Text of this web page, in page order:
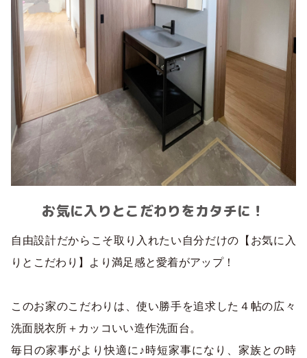
お気に入りとこだわりをカタチに！
自由設計だからこそ取り入れたい自分だけの【お気に入
りとこだわり】より満足感と愛着がアップ！
このお家のこだわりは、使い勝手を追求した４帖の広々
洗面脱衣所＋カッコいい造作洗面台。
毎日の家事がより快適に♪時短家事になり、家族との時